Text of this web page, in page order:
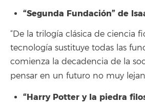
“Segunda Fundación” de
“De la trilogía clásica de ciencia
tecnología sustituye todas las
comienza la decadencia de la
pensar en un futuro no muy
“Harry Potter y la piedra